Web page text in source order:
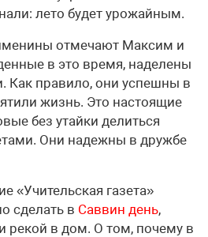
лето будет урожайным.
отмечают Максим и
в это время, наделены
Как правило, они успешны в
жизнь. Это настоящие
без утайки делиться
Они надежны в дружбе
«Учительская газета»
сделать в Саввин день,
рекой в дом. О том, почему в